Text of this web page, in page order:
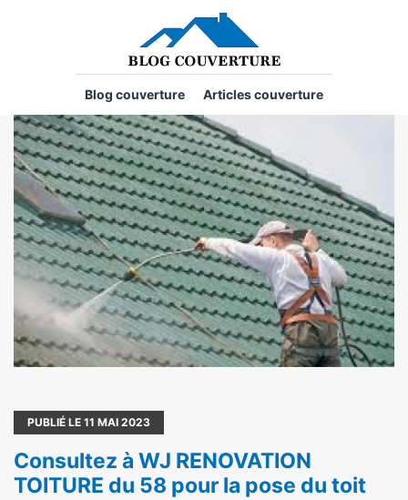
Blog couverture Articles couverture
PUBLIÉ LE 11 MAI 2023
Consultez à WJ RENOVATION
TOITURE du 58 pour la pose du toit